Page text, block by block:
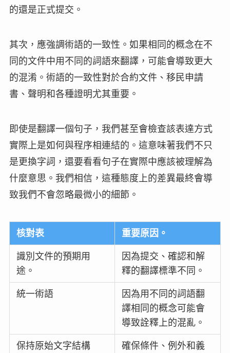
的還是正式提交。
其次，應強調術語的一致性。如果相同的概念在不
同的文件中用不同的詞語來翻譯，可能會導致更大
的混淆。術語的一致性對於合約文件、移民申請
書、聲明和各種證明尤其重要。
即使是翻譯一個句子，我們甚至會檢查該表達方式
實際上是如何與程序相連結的。這意味著我們不只
是更換字詞，還要看看句子在實際中應該被理解為
什麼意思。我們相信，這種態度上的差異最終會導
致我們不會忽略最微小的細節。
核對表 重要原因。
識別文件的預期用
途。
因為提交、確認和解
釋的翻譯標準不同。
統一術語
因為用不同的詞語翻
譯相同的概念可能會
導致詮釋上的混亂。
保持原始文字結構
確保條件、例外和義